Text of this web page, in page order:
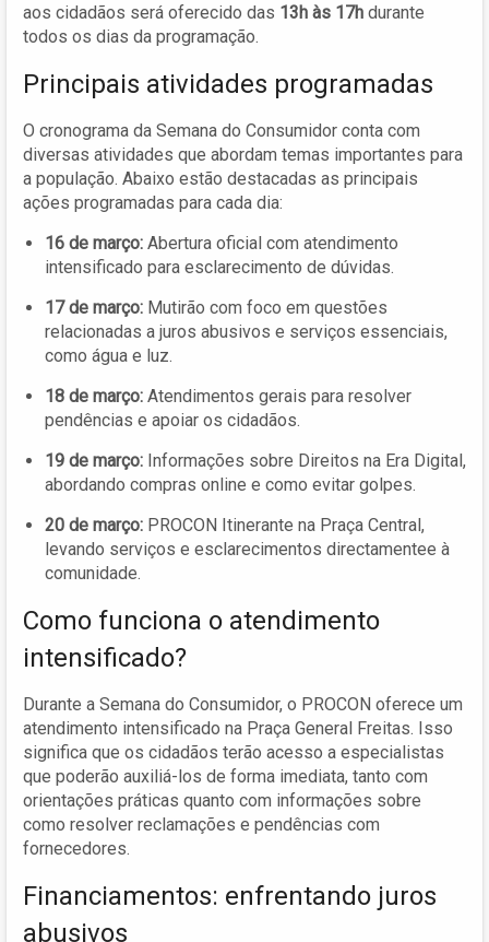
aos cidadãos será oferecido das 13h às 17h durante
todos os dias da programação.
Principais atividades programadas
O cronograma da Semana do Consumidor conta com
diversas atividades que abordam temas importantes para
a população. Abaixo estão destacadas as principais
ações programadas para cada dia:
16 de março: Abertura oficial com atendimento
intensificado para esclarecimento de dúvidas.
17 de março: Mutirão com foco em questões
relacionadas a juros abusivos e serviços essenciais,
como água e luz.
18 de março: Atendimentos gerais para resolver
pendências e apoiar os cidadãos.
19 de março: Informações sobre Direitos na Era Digital,
abordando compras online e como evitar golpes.
20 de março: PROCON Itinerante na Praça Central,
levando serviços e esclarecimentos directamentee à
comunidade.
Como funciona o atendimento
intensificado?
Durante a Semana do Consumidor, o PROCON oferece um
atendimento intensificado na Praça General Freitas. Isso
significa que os cidadãos terão acesso a especialistas
que poderão auxiliá-los de forma imediata, tanto com
orientações práticas quanto com informações sobre
como resolver reclamações e pendências com
fornecedores.
Financiamentos: enfrentando juros
abusivos